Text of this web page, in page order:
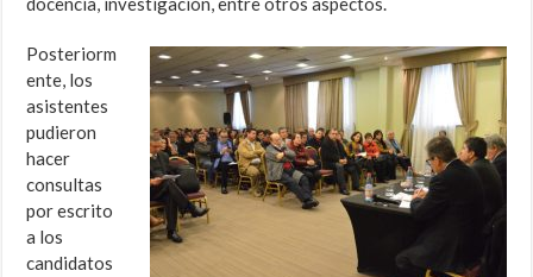
Posteriorm
ente, los
asistentes
pudieron
hacer
consultas
por escrito
a los
candidatos